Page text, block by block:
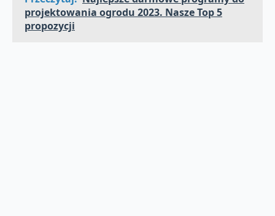
projektowania ogrodu 2023. Nasze Top 5
propozycji